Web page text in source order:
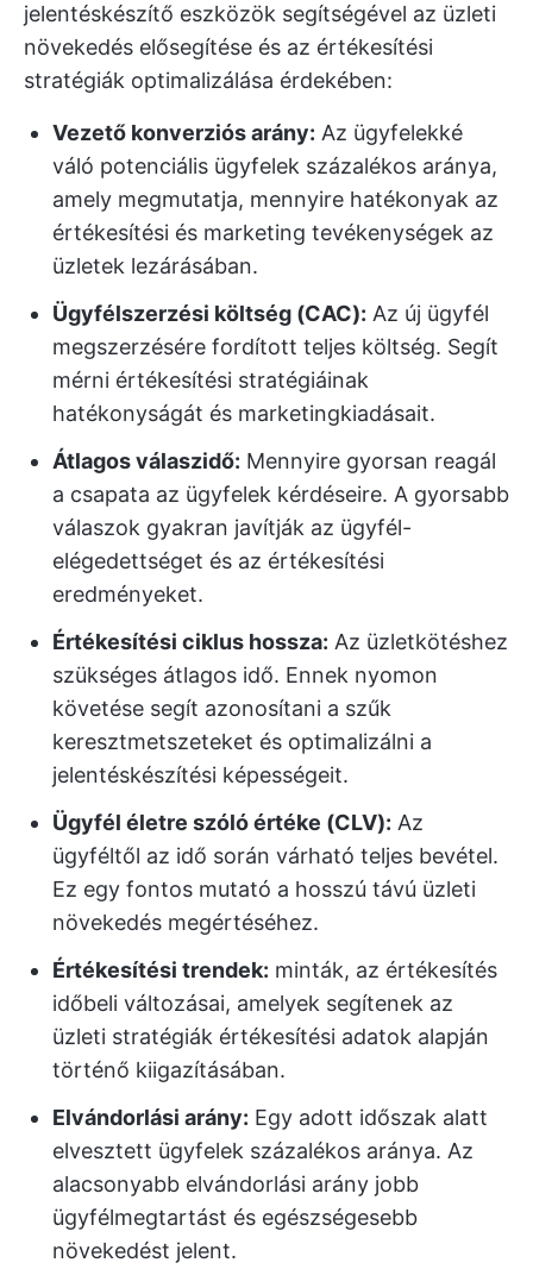
jelentéskészítő eszközök segítségével az üzleti
növekedés elősegítése és az értékesítési
stratégiák optimalizálása érdekében:
Vezető konverziós arány: Az ügyfelekké
váló potenciális ügyfelek százalékos aránya,
amely megmutatja, mennyire hatékonyak az
értékesítési és marketing tevékenységek az
üzletek lezárásában.
Ügyfélszerzési költség (CAC): Az új ügyfél
megszerzésére fordított teljes költség. Segít
mérni értékesítési stratégiáinak
hatékonyságát és marketingkiadásait.
Átlagos válaszidő: Mennyire gyorsan reagál
a csapata az ügyfelek kérdéseire. A gyorsabb
válaszok gyakran javítják az ügyfél-
elégedettséget és az értékesítési
eredményeket.
Értékesítési ciklus hossza: Az üzletkötéshez
szükséges átlagos idő. Ennek nyomon
követése segít azonosítani a szűk
keresztmetszeteket és optimalizálni a
jelentéskészítési képességeit.
Ügyfél életre szóló értéke (CLV): Az
ügyféltől az idő során várható teljes bevétel.
Ez egy fontos mutató a hosszú távú üzleti
növekedés megértéséhez.
Értékesítési trendek: minták, az értékesítés
időbeli változásai, amelyek segítenek az
üzleti stratégiák értékesítési adatok alapján
történő kiigazításában.
Elvándorlási arány: Egy adott időszak alatt
elvesztett ügyfelek százalékos aránya. Az
alacsonyabb elvándorlási arány jobb
ügyfélmegtartást és egészségesebb
növekedést jelent.